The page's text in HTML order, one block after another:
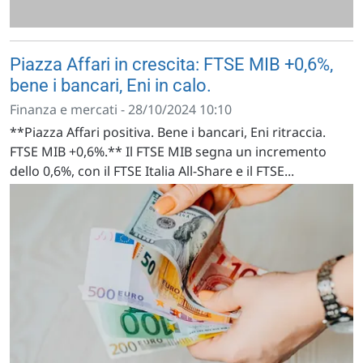
Piazza Affari in crescita: FTSE MIB +0,6%,
bene i bancari, Eni in calo.
Finanza e mercati - 28/10/2024 10:10
**Piazza Affari positiva. Bene i bancari, Eni ritraccia.
FTSE MIB +0,6%.** Il FTSE MIB segna un incremento
dello 0,6%, con il FTSE Italia All-Share e il FTSE...